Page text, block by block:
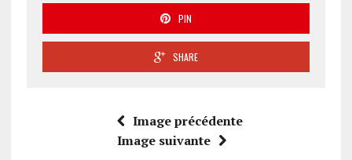
PIN
SHARE
Image précédente
Image suivante